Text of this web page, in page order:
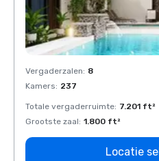
Vergaderzalen: 8
Kamers: 237
Totale vergaderruimte: 7.201 ft²
Grootste zaal: 1.800 ft²
Locatie